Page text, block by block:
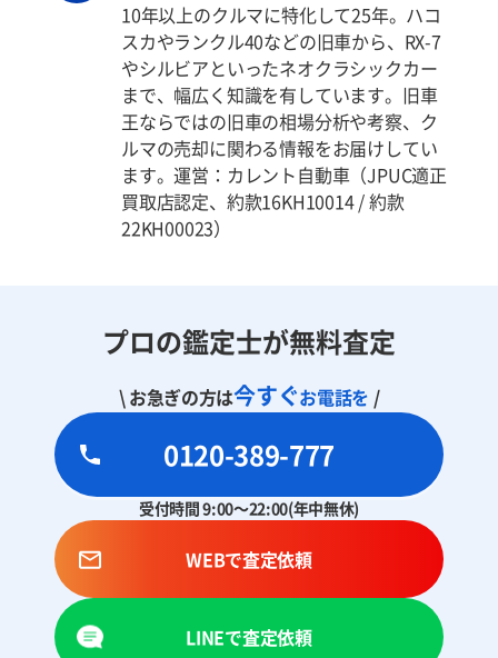
10年以上のクルマに特化して25年。ハコ
スカやランクル40などの旧車から、RX-7
やシルビアといったネオクラシックカー
まで、幅広く知識を有しています。旧車
王ならではの旧車の相場分析や考察、ク
ルマの売却に関わる情報をお届けしてい
ます。運営：カレント自動車（JPUC適正
買取店認定、約款16KH10014 / 約款
22KH00023）
プロの鑑定士が無料査定
\ お急ぎの方は今すぐお電話を /
0120-389-777
受付時間 9:00～22:00(年中無休)
WEBで査定依頼
LINEで査定依頼